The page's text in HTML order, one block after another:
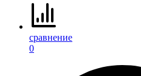
сравнение
0